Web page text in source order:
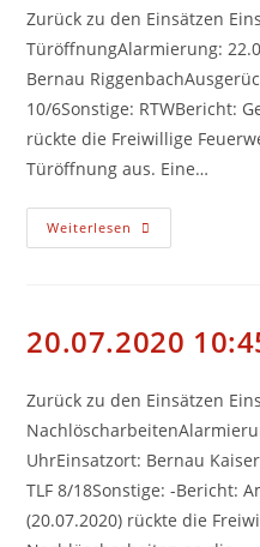
Zurück zu den Einsätzen
TüröffnungAlarmierung:
Bernau
10/6Sonstige: RTWBericht:
rückte die Freiwillige
Türöffnung aus. Eine…
Weiterlesen 22.07.2020
18:42
20.07.2020
Zurück zu den Einsätzen
UhrEinsatzort: Bernau
TLF 8/18Sonstige: -Bericht:
(20.07.2020) rückte die